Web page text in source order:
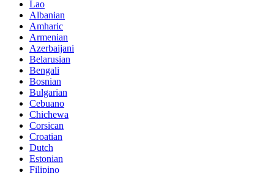
Lao
Albanian
Amharic
Armenian
Azerbaijani
Belarusian
Bengali
Bosnian
Bulgarian
Cebuano
Chichewa
Corsican
Croatian
Dutch
Estonian
Filipino